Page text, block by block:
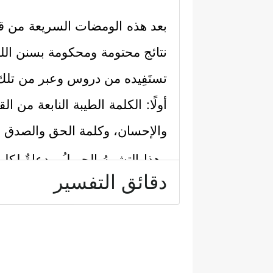
بعد هذه الومضات السريعة من
نتائج محتومة ومحكومة بسنن
تستَفِيده من دروس وعبر من تلك
أولًا: الكلمة الطيبة النابعة من
والإحسان، وكلمة الحق والصدق
وهذا التشبيهُ الجميلُ مدعاةٌ
المخلوق بفضل خالقه عليه،
دقائق التفسير